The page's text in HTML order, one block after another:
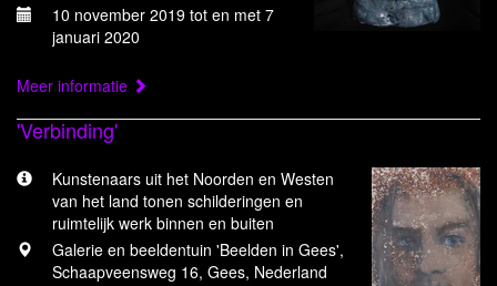
10 november 2019 tot en met 7
januari 2020
Meer informatie
'Verbinding'
Kunstenaars uit het Noorden en Westen
van het land tonen schilderingen en
ruimtelijk werk binnen en buiten
Galerie en beeldentuin 'Beelden in Gees',
Schaapveensweg 16, Gees, Nederland